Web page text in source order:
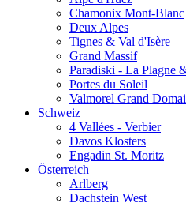
Chamonix Mont-Blanc
Deux Alpes
Tignes & Val d'Isère
Grand Massif
Paradiski - La Plagne
Portes du Soleil
Valmorel Grand
Schweiz
4 Vallées - Verbier
Davos Klosters
Engadin St. Moritz
Österreich
Arlberg
Dachstein West